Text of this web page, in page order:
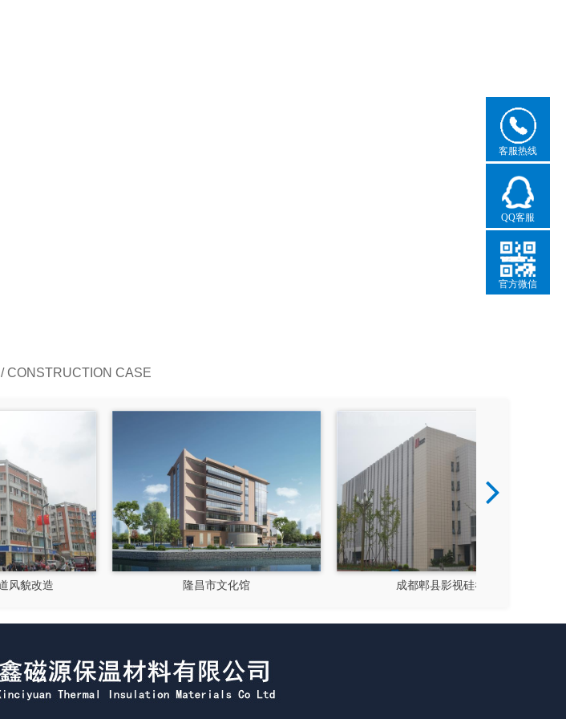
/ CONSTRUCTION CASE
成都郫县影视硅谷
客服热线
QQ客服
官方微信